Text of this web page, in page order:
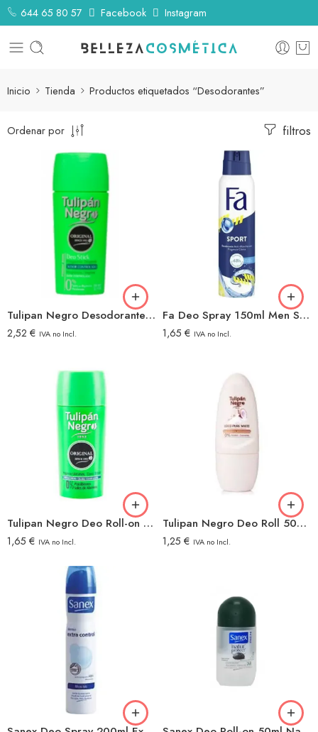
644 65 80 57 Facebook Instagram
Inicio Tienda Productos etiquetados “Desodorantes”
filtros
Ordenar por
Tulipan Negro Desodorante Stick 75ml Classic
2,52 € IVA no Incl.
Fa Deo Spray 150ml Men Sport
1,65 € IVA no Incl.
Tulipan Negro Deo Roll-on 50ml Original
1,65 € IVA no Incl.
Tulipan Negro Deo Roll 50ml Coco
1,25 € IVA no Incl.